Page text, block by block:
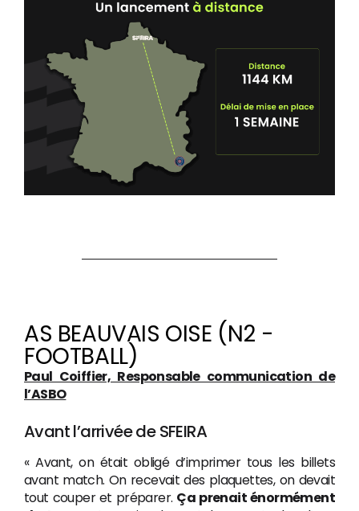
AS BEAUVAIS OISE (N2 -
FOOTBALL)
Paul Coiffier, Responsable communication de
l’ASBO
Avant l’arrivée de SFEIRA
« Avant, on était obligé d’imprimer tous les billets
avant match. On recevait des plaquettes, on devait
tout couper et préparer. Ça prenait énormément